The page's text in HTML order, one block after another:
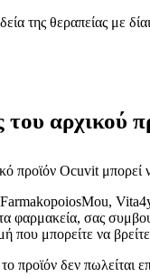
της θεραπείας με
αρχικού
προϊόν Ocuvit
σας
που μπορείτε να
προϊόν δεν πωλείται